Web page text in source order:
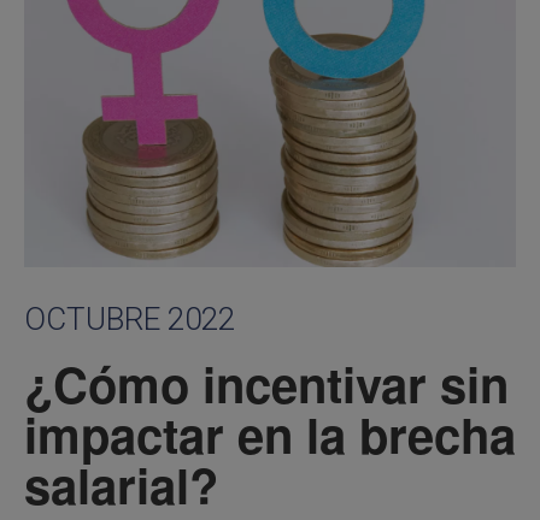
OCTUBRE 2022
¿Cómo incentivar sin
impactar en la brecha
salarial?